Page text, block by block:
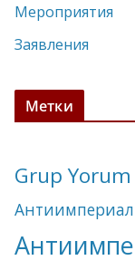
Мероприятия
Заявления
Метки
Grup Yorum